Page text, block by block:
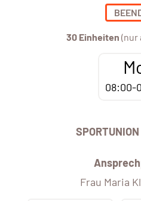
30 Einheiten (nur
08:00-
Frau Maria